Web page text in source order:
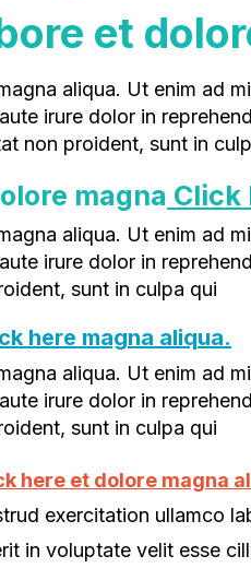
et
irure dolor in
non proident, sunt in
magna Click
irure dolor in
sunt in culpa qui
here magna aliqua.
irure dolor in
sunt in culpa qui
here et dolore magna
exercitation ullamco
in voluptate velit esse